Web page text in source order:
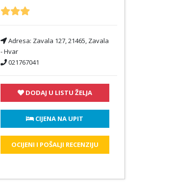
Adresa: Zavala 127, 21465, Zavala
- Hvar
021767041
DODAJ U LISTU ŽELJA
CIJENA NA UPIT
OCIJENI I POŠALJI RECENZIJU